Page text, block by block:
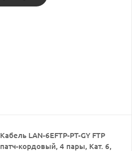
Кабель LAN-6EFTP-PT-GY FTP
патч-кордовый, 4 пары, Кат. 6,